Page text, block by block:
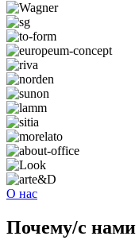
О нас
Почему/с нами